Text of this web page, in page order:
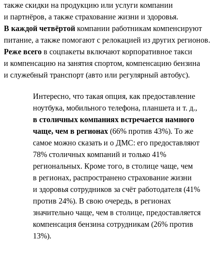
также скидки на продукцию или услуги компании
и партнёров, а также страхование жизни и здоровья.
В каждой четвёртой компании работникам компенсируют
питание, а также помогают с релокацией из других регионов.
Реже всего в соцпакеты включают корпоративное такси
и компенсацию на занятия спортом, компенсацию бензина
и служебный транспорт (авто или регулярный автобус).
Интересно, что такая опция, как предоставление
ноутбука, мобильного телефона, планшета и т. д.,
в столичных компаниях встречается намного
чаще, чем в регионах (66% против 43%). То же
самое можно сказать и о ДМС: его предоставляют
78% столичных компаний и только 41%
региональных. Кроме того, в столице чаще, чем
в регионах, распространено страхование жизни
и здоровья сотрудников за счёт работодателя (41%
против 24%). В свою очередь, в регионах
значительно чаще, чем в столице, предоставляется
компенсация бензина сотрудникам (26% против
13%).